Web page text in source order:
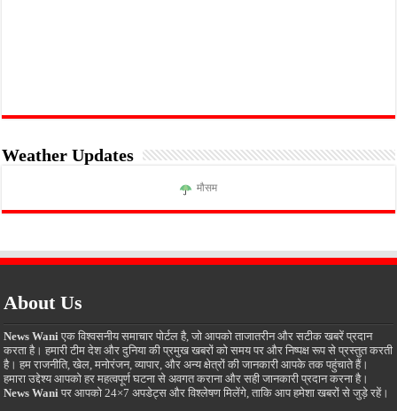
Weather Updates
मौसम
About Us
News Wani एक विश्वसनीय समाचार पोर्टल है, जो आपको ताजातरीन और सटीक खबरें प्रदान
करता है। हमारी टीम देश और दुनिया की प्रमुख खबरों को समय पर और निष्पक्ष रूप से प्रस्तुत करती
है। हम राजनीति, खेल, मनोरंजन, व्यापार, और अन्य क्षेत्रों की जानकारी आपके तक पहुंचाते हैं।
हमारा उद्देश्य आपको हर महत्वपूर्ण घटना से अवगत कराना और सही जानकारी प्रदान करना है।
News Wani पर आपको 24×7 अपडेट्स और विश्लेषण मिलेंगे, ताकि आप हमेशा खबरों से जुड़े रहें।